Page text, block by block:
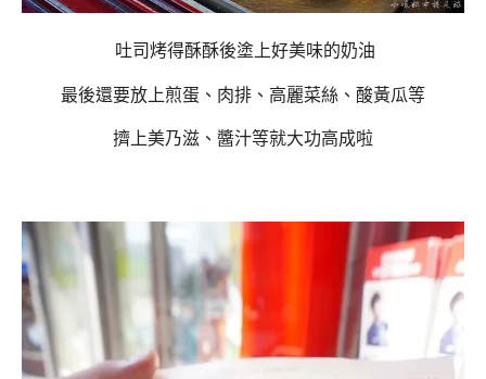
吐司烤得酥酥後塗上好美味的奶油
最後還要放上煎蛋、肉排、高麗菜絲、酸黃瓜等
擠上美乃滋、醬汁等就大功高成啦